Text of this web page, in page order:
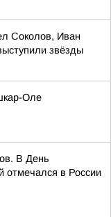
Соколов, Иван
звёзды
Оле
В День
отмечался в России